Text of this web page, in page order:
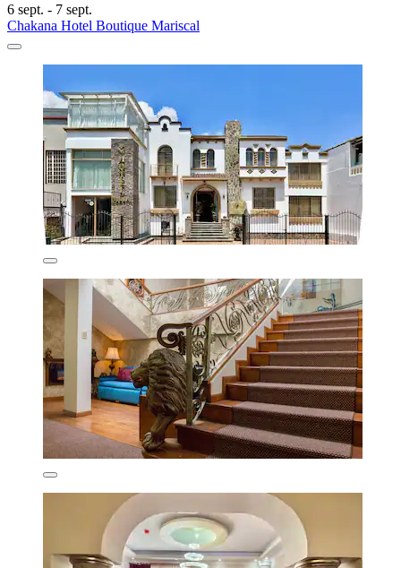
6 sept. - 7 sept.
Chakana Hotel Boutique Mariscal